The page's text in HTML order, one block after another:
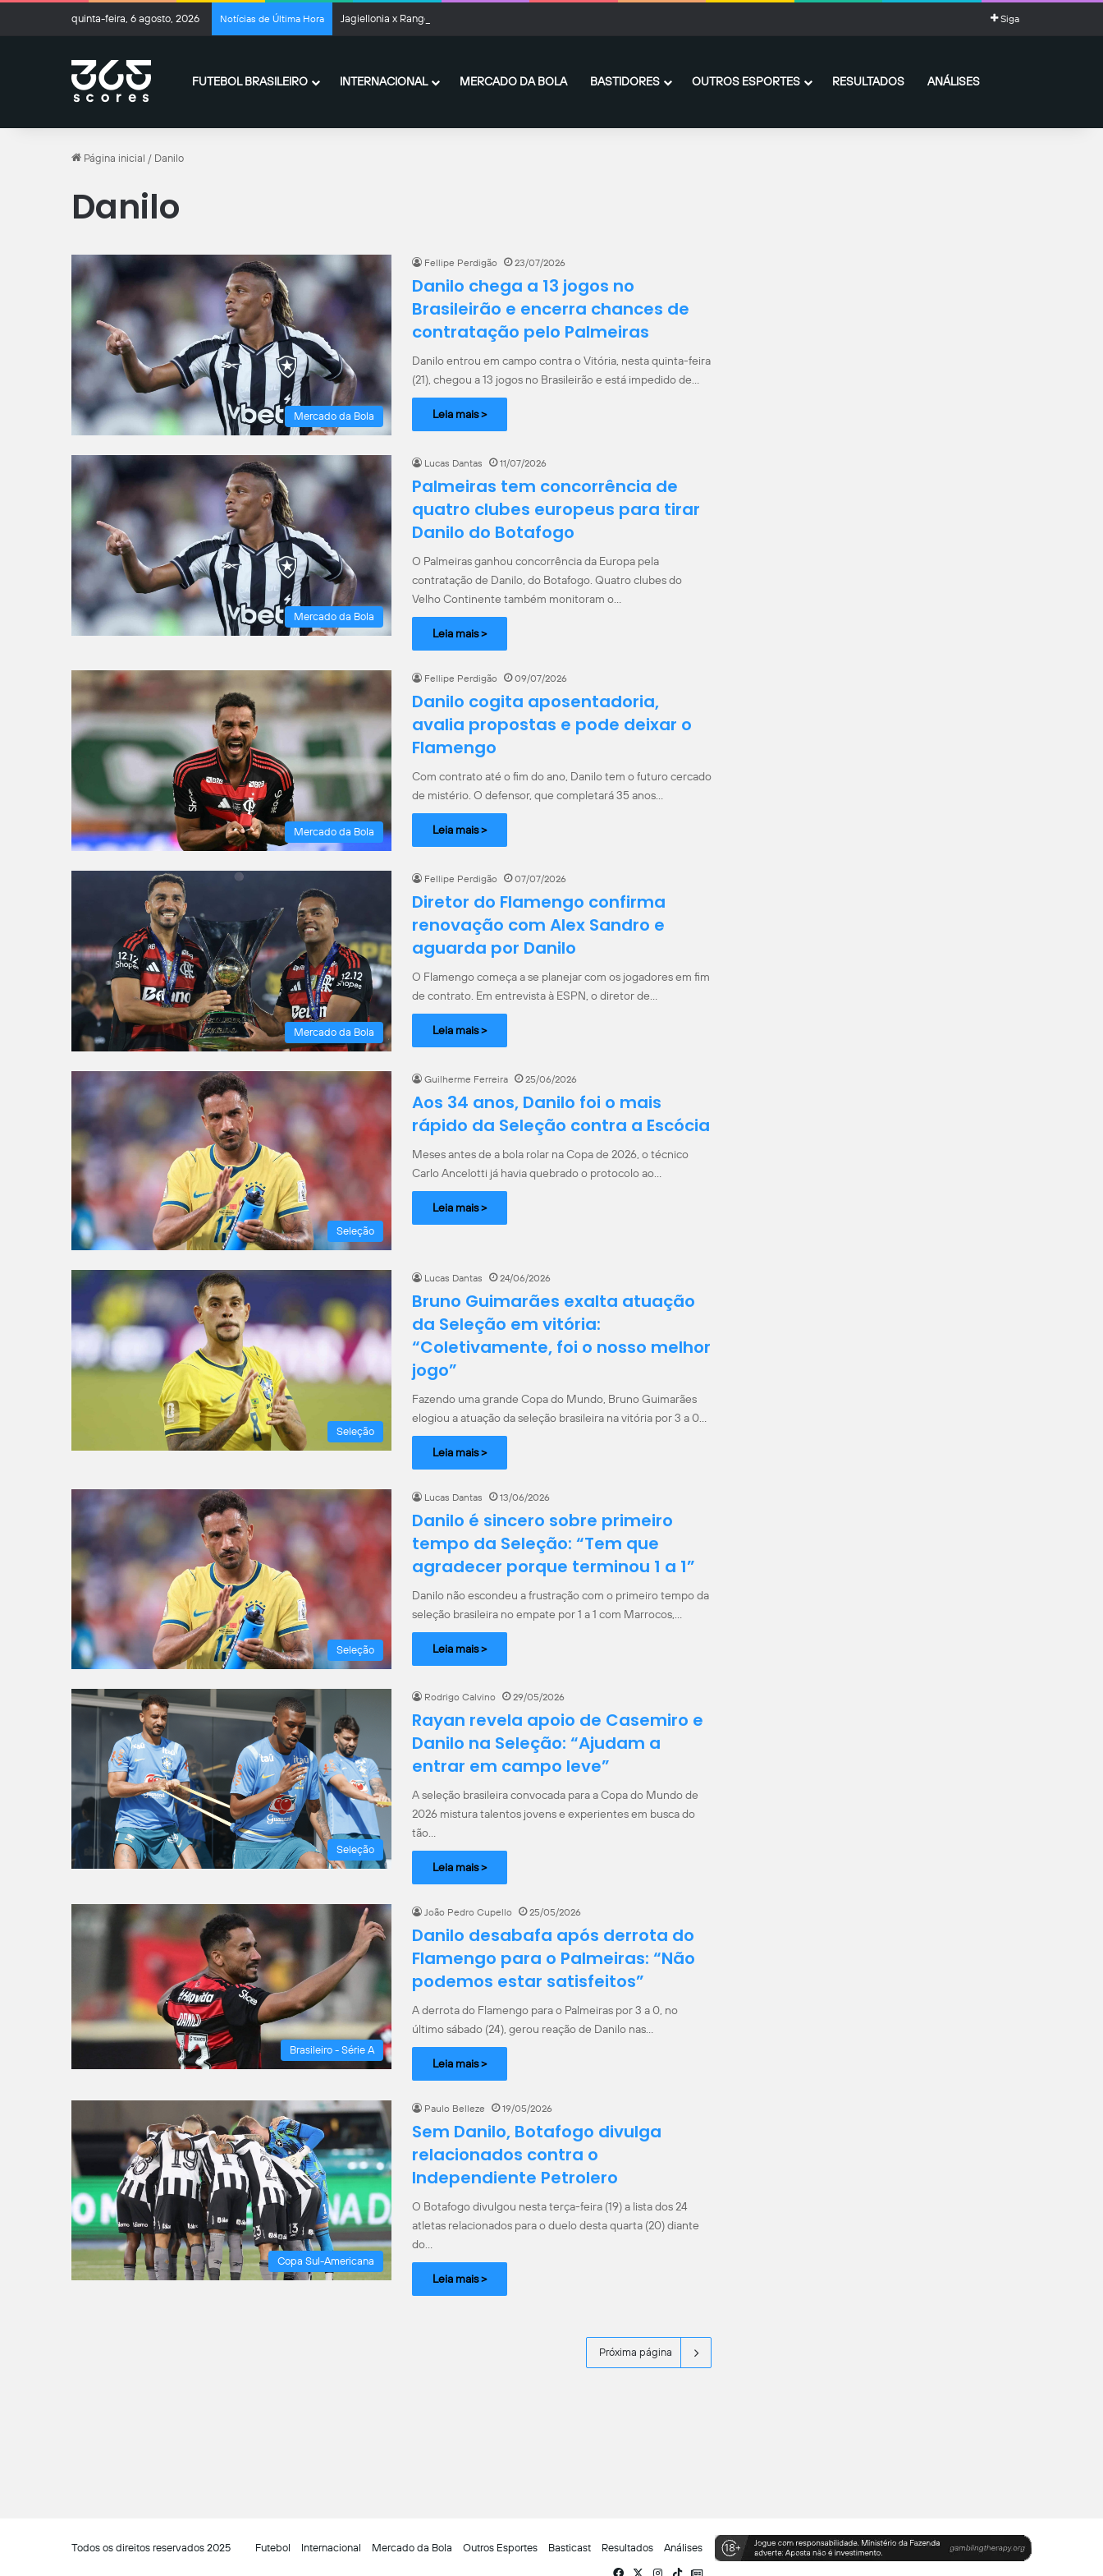
quinta-feira, 6 agosto, 2026 Notícias de Última Hora Jagiellonia x Rangers: onde assistir ao vivo, horário e prováveis escalações Siga
FUTEBOL BRASILEIRO INTERNACIONAL MERCADO DA BOLA BASTIDORES OUTROS ESPORTES RESULTADOS ANÁLISES
Página inicial / Danilo
Danilo
Mercado da Bola
Fellipe Perdigão 23/07/2026
Danilo chega a 13 jogos no
Brasileirão e encerra chances de
contratação pelo Palmeiras
Danilo entrou em campo contra o Vitória, nesta quinta-feira
(21), chegou a 13 jogos no Brasileirão e está impedido de…
Leia mais >
Mercado da Bola
Lucas Dantas 11/07/2026
Palmeiras tem concorrência de
quatro clubes europeus para tirar
Danilo do Botafogo
O Palmeiras ganhou concorrência da Europa pela
contratação de Danilo, do Botafogo. Quatro clubes do
Velho Continente também monitoram o…
Leia mais >
Mercado da Bola
Fellipe Perdigão 09/07/2026
Danilo cogita aposentadoria,
avalia propostas e pode deixar o
Flamengo
Com contrato até o fim do ano, Danilo tem o futuro cercado
de mistério. O defensor, que completará 35 anos…
Leia mais >
Mercado da Bola
Fellipe Perdigão 07/07/2026
Diretor do Flamengo confirma
renovação com Alex Sandro e
aguarda por Danilo
O Flamengo começa a se planejar com os jogadores em fim
de contrato. Em entrevista à ESPN, o diretor de…
Leia mais >
Seleção
Guilherme Ferreira 25/06/2026
Aos 34 anos, Danilo foi o mais
rápido da Seleção contra a Escócia
Meses antes de a bola rolar na Copa de 2026, o técnico
Carlo Ancelotti já havia quebrado o protocolo ao…
Leia mais >
Seleção
Lucas Dantas 24/06/2026
Bruno Guimarães exalta atuação
da Seleção em vitória:
“Coletivamente, foi o nosso melhor
jogo”
Fazendo uma grande Copa do Mundo, Bruno Guimarães
elogiou a atuação da seleção brasileira na vitória por 3 a 0…
Leia mais >
Seleção
Lucas Dantas 13/06/2026
Danilo é sincero sobre primeiro
tempo da Seleção: “Tem que
agradecer porque terminou 1 a 1”
Danilo não escondeu a frustração com o primeiro tempo da
seleção brasileira no empate por 1 a 1 com Marrocos,…
Leia mais >
Seleção
Rodrigo Calvino 29/05/2026
Rayan revela apoio de Casemiro e
Danilo na Seleção: “Ajudam a
entrar em campo leve”
A seleção brasileira convocada para a Copa do Mundo de
2026 mistura talentos jovens e experientes em busca do
tão…
Leia mais >
Brasileiro - Série A
João Pedro Cupello 25/05/2026
Danilo desabafa após derrota do
Flamengo para o Palmeiras: “Não
podemos estar satisfeitos”
A derrota do Flamengo para o Palmeiras por 3 a 0, no
último sábado (24), gerou reação de Danilo nas…
Leia mais >
Copa Sul-Americana
Paulo Belleze 19/05/2026
Sem Danilo, Botafogo divulga
relacionados contra o
Independiente Petrolero
O Botafogo divulgou nesta terça-feira (19) a lista dos 24
atletas relacionados para o duelo desta quarta (20) diante
do…
Leia mais >
Próxima página
Todos os direitos reservados 2025 Futebol Internacional Mercado da Bola Outros Esportes Basticast Resultados
Análises
Facebook
X Instagram
TikTokSiga-